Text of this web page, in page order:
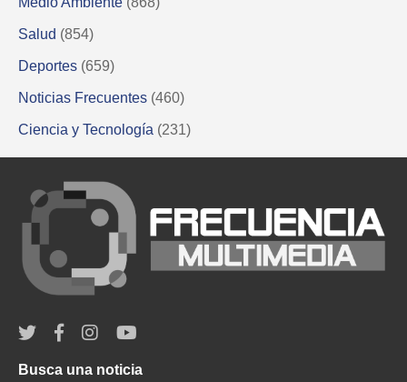
Salud (854)
Deportes (659)
Noticias Frecuentes (460)
Ciencia y Tecnología (231)
Busca una noticia